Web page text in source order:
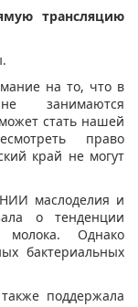
трансляцию
на то, что в
занимаются
стать нашей
право
край не могут
маслоделия и
о тенденции
молока. Однако
бактериальных
поддержала